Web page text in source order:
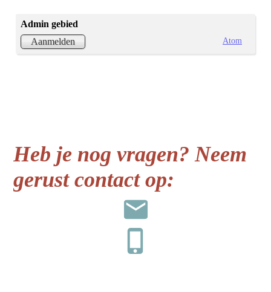
Admin gebied
Aanmelden
Atom
Heb je nog vragen? Neem
gerust contact op: